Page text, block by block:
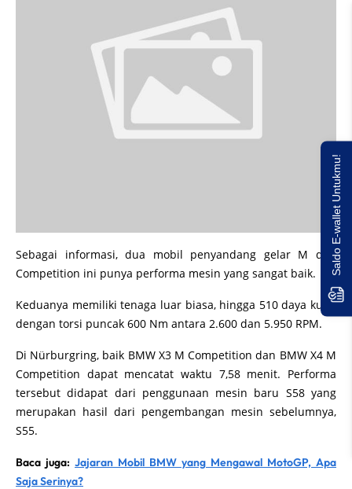
Sebagai informasi, dua mobil penyandang gelar M dan
Competition ini punya performa mesin yang sangat baik.
Keduanya memiliki tenaga luar biasa, hingga 510 daya kuda
dengan torsi puncak 600 Nm antara 2.600 dan 5.950 RPM.
Di Nürburgring, baik BMW X3 M Competition dan BMW X4 M
Competition dapat mencatat waktu 7,58 menit. Performa
tersebut didapat dari penggunaan mesin baru S58 yang
merupakan hasil dari pengembangan mesin sebelumnya,
S55.
Baca juga: Jajaran Mobil BMW yang Mengawal MotoGP, Apa
Saja Serinya?
Saldo E-wallet Untukmu!